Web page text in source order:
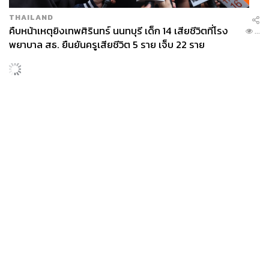
THAILAND
คืบหน้าเหตุยิงเทพศิรินทร์ นนทบุรี เด็ก 14 เสียชีวิตที่โรง
พยาบาล สธ. ยืนยันครูเสียชีวิต 5 ราย เจ็บ 22 ราย
...